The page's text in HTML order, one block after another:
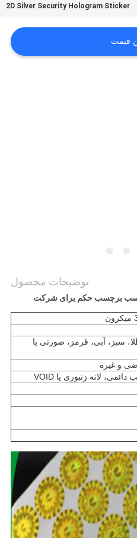
2D Silver Security Hologram Sticker
قیمت
توضیحات محصول
سبز، آبی، قرمز، صورتی یا
و غیره